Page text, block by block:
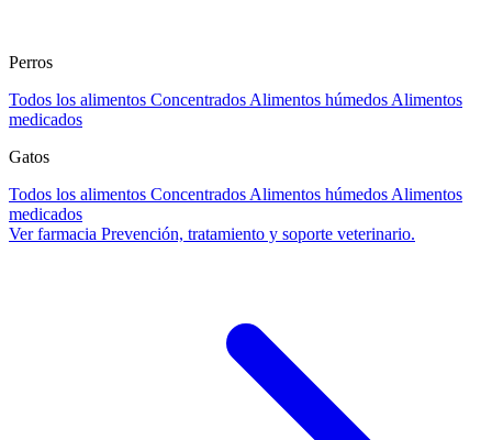
Perros
Todos los alimentos Concentrados Alimentos húmedos Alimentos
medicados
Gatos
Todos los alimentos Concentrados Alimentos húmedos Alimentos
medicados
Ver farmacia Prevención, tratamiento y soporte veterinario.